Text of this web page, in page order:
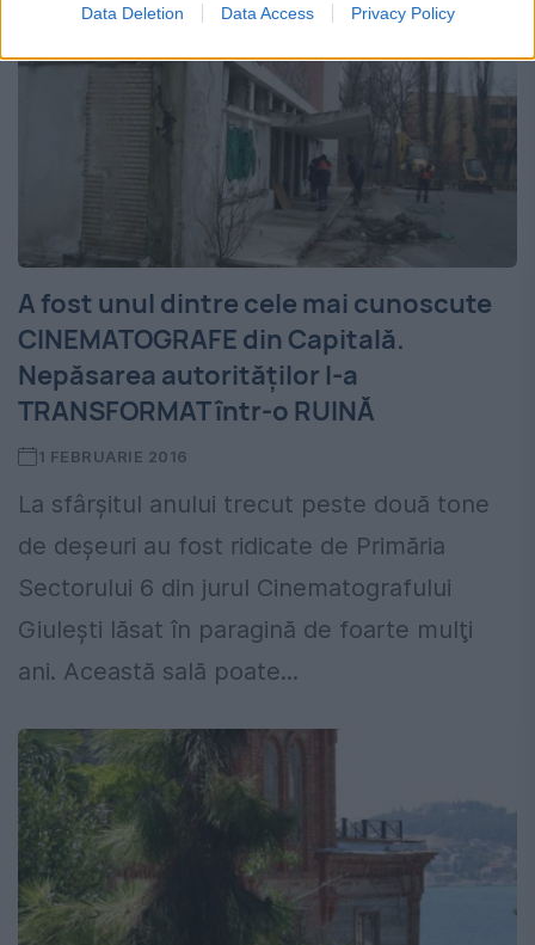
Data Deletion Data Access Privacy Policy
A fost unul dintre cele mai cunoscute
CINEMATOGRAFE din Capitală.
Nepăsarea autorităţilor l-a
TRANSFORMAT într-o RUINĂ
1 FEBRUARIE 2016
La sfârşitul anului trecut peste două tone
de deşeuri au fost ridicate de Primăria
Sectorului 6 din jurul Cinematografului
Giuleşti lăsat în paragină de foarte mulţi
ani. Această sală poate...